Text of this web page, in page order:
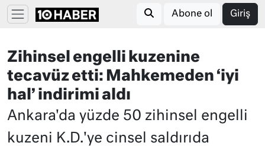
Abone ol Giriş
Zihinsel engelli kuzenine
tecavüz etti: Mahkemeden ‘iyi
hal’ indirimi aldı
Ankara'da yüzde 50 zihinsel engelli
kuzeni K.D.'ye cinsel saldırıda